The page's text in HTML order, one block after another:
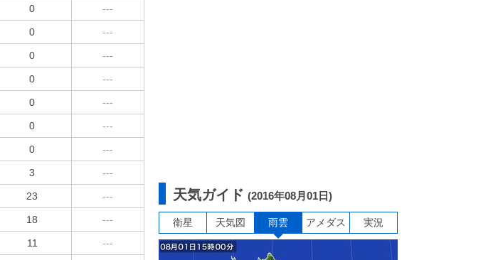
0 ---
0 ---
0 ---
0 ---
0 ---
0 ---
0 ---
3 ---
23 ---
18 ---
11 ---
天気ガイド (2016年08月01日)
衛星 天気図 雨雲 アメダス 実況